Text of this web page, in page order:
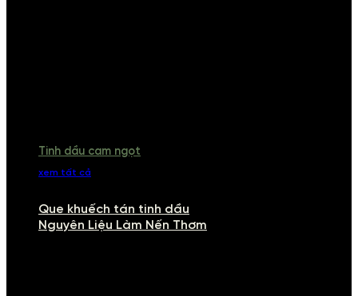
Tinh dầu cam ngọt
xem tất cả
Que khuếch tán tinh dầu
Nguyên Liệu Làm Nến Thơm